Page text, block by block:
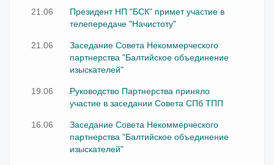
21.06
Президент НП "БСК" примет участие в
телепередаче "Начистоту"
21.06
Заседание Совета Некоммерческого
партнерства "Балтийское объединение
изыскателей"
19.06
Руководство Партнерства приняло
участие в заседании Совета СПб ТПП
16.06
Заседание Совета Некоммерческого
партнерства "Балтийское объединение
изыскателей"